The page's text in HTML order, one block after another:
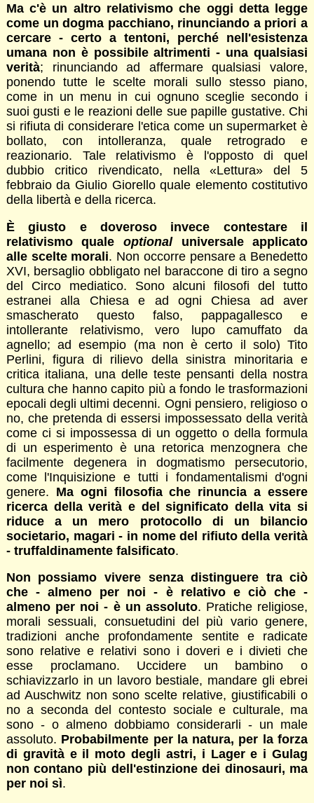
Ma c'è un altro relativismo che oggi detta legge
come un dogma pacchiano, rinunciando a priori a
cercare - certo a tentoni, perché nell'esistenza
umana non è possibile altrimenti - una qualsiasi
verità; rinunciando ad affermare qualsiasi valore,
ponendo tutte le scelte morali sullo stesso piano,
come in un menu in cui ognuno sceglie secondo i
suoi gusti e le reazioni delle sue papille gustative. Chi
si rifiuta di considerare l'etica come un supermarket è
bollato, con intolleranza, quale retrogrado e
reazionario. Tale relativismo è l'opposto di quel
dubbio critico rivendicato, nella «Lettura» del 5
febbraio da Giulio Giorello quale elemento costitutivo
della libertà e della ricerca.
È giusto e doveroso invece contestare il
relativismo quale optionaluniversale applicato
alle scelte morali. Non occorre pensare a Benedetto
XVI, bersaglio obbligato nel baraccone di tiro a segno
del Circo mediatico. Sono alcuni filosofi del tutto
estranei alla Chiesa e ad ogni Chiesa ad aver
smascherato questo falso, pappagallesco e
intollerante relativismo, vero lupo camuffato da
agnello; ad esempio (ma non è certo il solo) Tito
Perlini, figura di rilievo della sinistra minoritaria e
critica italiana, una delle teste pensanti della nostra
cultura che hanno capito più a fondo le trasformazioni
epocali degli ultimi decenni. Ogni pensiero, religioso o
no, che pretenda di essersi impossessato della verità
come ci si impossessa di un oggetto o della formula
di un esperimento è una retorica menzognera che
facilmente degenera in dogmatismo persecutorio,
come l'Inquisizione e tutti i fondamentalismi d'ogni
genere. Ma ogni filosofia che rinuncia a essere
ricerca della verità e del significato della vita si
riduce a un mero protocollo di un bilancio
societario, magari - in nome del rifiuto della verità
- truffaldinamente falsificato.
Non possiamo vivere senza distinguere tra ciò
che - almeno per noi - è relativo e ciò che -
almeno per noi - è un assoluto. Pratiche religiose,
morali sessuali, consuetudini del più vario genere,
tradizioni anche profondamente sentite e radicate
sono relative e relativi sono i doveri e i divieti che
esse proclamano. Uccidere un bambino o
schiavizzarlo in un lavoro bestiale, mandare gli ebrei
ad Auschwitz non sono scelte relative, giustificabili o
no a seconda del contesto sociale e culturale, ma
sono - o almeno dobbiamo considerarli - un male
assoluto. Probabilmente per la natura, per la forza
di gravità e il moto degli astri, i Lager e i Gulag
non contano più dell'estinzione dei dinosauri, ma
per noi sì.